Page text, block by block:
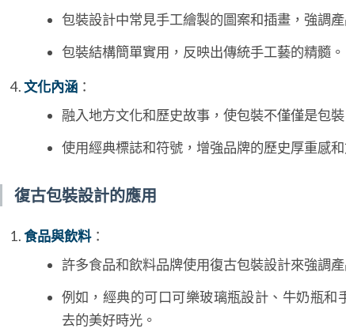
包裝設計中常見手工繪製的圖案和插畫，強調
包裝結構簡單實用，反映出傳統手工藝的精髓。
文化內涵 ：
融入地方文化和歷史故事，使包裝不僅僅是包
使用經典標誌和符號，增強品牌的歷史厚重感和
復古包裝設計的應用
食品與飲料：
許多食品和飲料品牌使用復古包裝設計來強調
例如，經典的可口可樂玻璃瓶設計、牛奶瓶和
去的美好時光。